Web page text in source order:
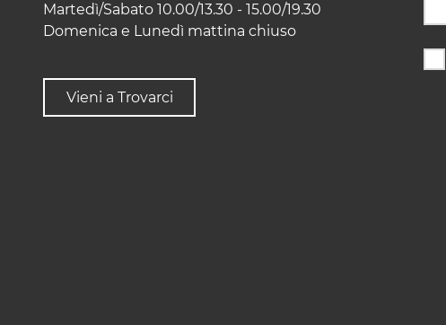
Martedì/Sabato 10.00/13.30 - 15.00/19.30
Domenica e Lunedì mattina chiuso
Vieni a Trovarci